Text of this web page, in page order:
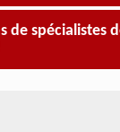
de spécialistes